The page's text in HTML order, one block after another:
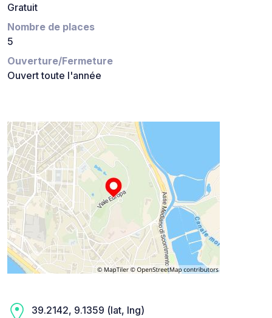
Gratuit
Nombre de places
5
Ouverture/Fermeture
Ouvert toute l'année
39.2142, 9.1359 (lat, lng)